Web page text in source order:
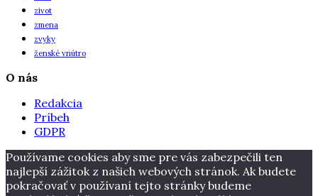
zivot
zmena
zvyky
ženské vnútro
O nás
Redakcia
Príbeh
GDPR
Používame cookies aby sme pre vás zabezpečili ten
najlepší zážitok z našich webových stránok. Ak budete
pokračovať v používaní tejto stránky budeme